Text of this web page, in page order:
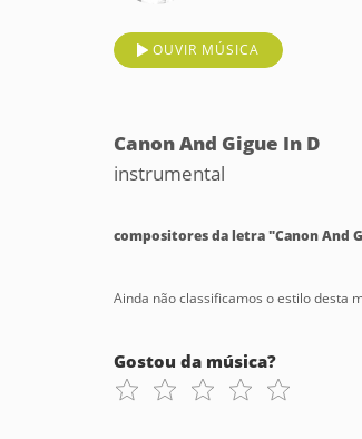
OUVIR MÚSICA
Canon And Gigue In D
instrumental
compositores da letra "Canon And
Ainda não classificamos o estilo desta
Gostou da música?